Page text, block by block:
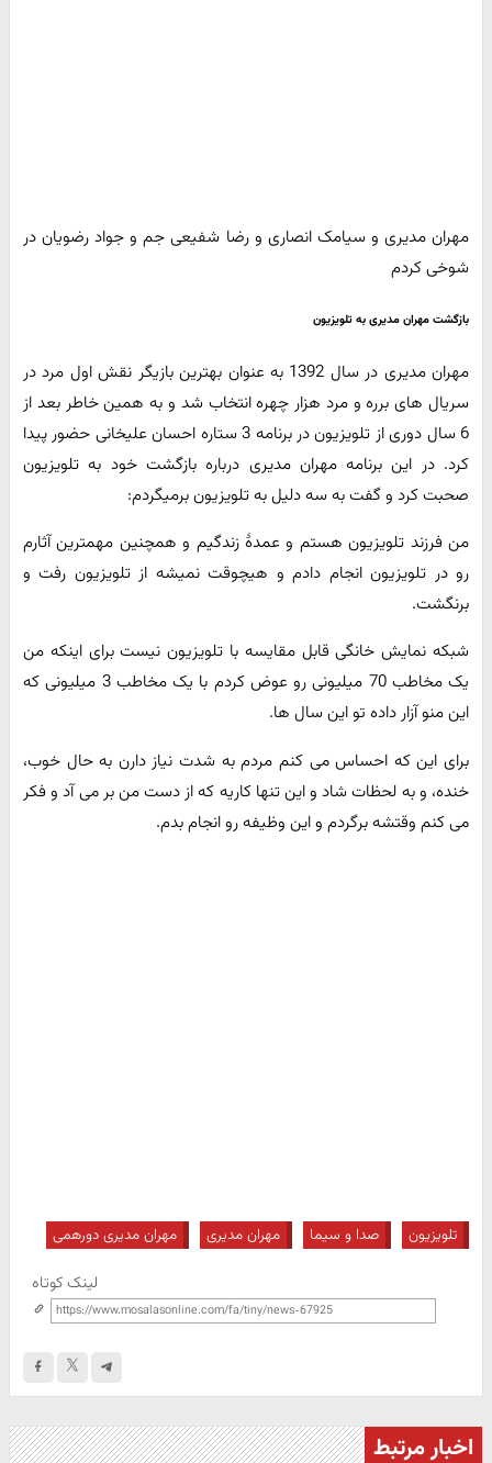
مهران مدیری و سیامک انصاری و رضا شفیعی جم و جواد رضویان در
شوخی کردم
بازگشت مهران مدیری به تلویزیون
مهران مدیری در سال 1392 به عنوان بهترین بازیگر نقش اول مرد در
سریال های برره و مرد هزار چهره انتخاب شد و به همین خاطر بعد از
6 سال دوری از تلویزیون در برنامه 3 ستاره احسان علیخانی حضور پیدا
کرد. در این برنامه مهران مدیری درباره بازگشت خود به تلویزیون
صحبت کرد و گفت به سه دلیل به تلویزیون برمیگردم:
من فرزند تلویزیون هستم و عمدهٔ زندگیم و همچنین مهمترین آثارم
رو در تلویزیون انجام دادم و هیچوقت نمیشه از تلویزیون رفت و
برنگشت.
شبکه نمایش خانگی قابل مقایسه با تلویزیون نیست برای اینکه من
یک مخاطب 70 میلیونی رو عوض کردم با یک مخاطب 3 میلیونی که
این منو آزار داده تو این سال ها.
برای این که احساس می کنم مردم به شدت نیاز دارن به حال خوب،
خنده، و به لحظات شاد و این تنها کاریه که از دست من بر می آد و فکر
می کنم وقتشه برگردم و این وظیفه رو انجام بدم.
تلویزیون صدا و سیما مهران مدیری مهران مدیری دورهمی
لینک کوتاه
اخبار مرتبط